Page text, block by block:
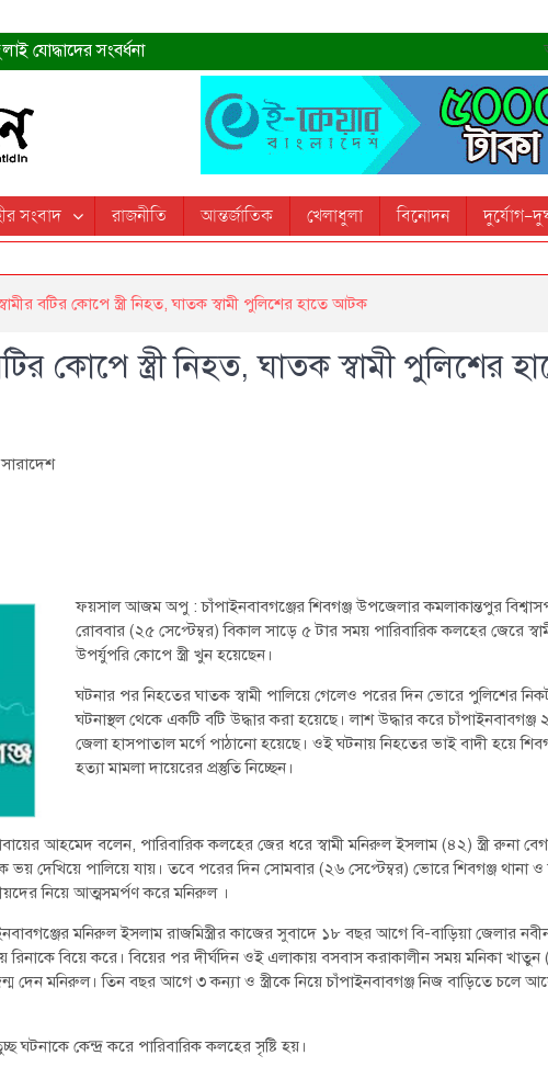
যোদ্ধাদের সংবর্ধনা
ডা. শফিকুর রহমান
করলেন প্রধানমন্ত্রী
অ্যাসিস্টে সান্তোস
প্রধান হলেন
শ্রদ্ধার সাথে স্মরণ করবে: ভূমিমন্ত্রী
সংবাদ রাজনীতি আন্তর্জাতিক খেলাধুলা বিনোদন দুর্যোগ-
বটির কোপে স্ত্রী নিহত, ঘাতক স্বামী পুলিশের হাতে আটক
কোপে স্ত্রী নিহত, ঘাতক স্বামী পুলিশের
সারাদেশ
ফয়সাল আজম অপু : চাঁপাইনবাবগঞ্জের শিবগঞ্জ উপজেলার কমলাকান্তপুর
রোববার (২৫ সেপ্টেম্বর) বিকাল সাড়ে ৫ টার সময় পারিবারিক কলহের জেরে
উপর্যুপরি কোপে স্ত্রী খুন হয়েছেন।
ঘটনার পর নিহতের ঘাতক স্বামী পালিয়ে গেলেও পরের দিন ভোরে পুলিশের
ঘটনাস্থল থেকে একটি বটি উদ্ধার করা হয়েছে। লাশ উদ্ধার করে চাঁপাইনবাবগঞ্জ
জেলা হাসপাতাল মর্গে পাঠানো হয়েছে। ওই ঘটনায় নিহতের ভাই বাদী হয়ে
হত্যা মামলা দায়েরের প্রস্তুতি নিচ্ছেন।
আহমেদ বলেন, পারিবারিক কলহের জের ধরে স্বামী মনিরুল ইসলাম (৪২) স্ত্রী রুনা
দেখিয়ে পালিয়ে যায়। তবে পরের দিন সোমবার (২৬ সেপ্টেম্বর) ভোরে শিবগঞ্জ থানা ও
নিয়ে আত্মসমর্পণ করে মনিরুল ।
মনিরুল ইসলাম রাজমিস্ত্রীর কাজের সুবাদে ১৮ বছর আগে বি-বাড়িয়া জেলার
রিনাকে বিয়ে করে। বিয়ের পর দীর্ঘদিন ওই এলাকায় বসবাস করাকালীন সময় মনিকা
মনিরুল। তিন বছর আগে ৩ কন্যা ও স্ত্রীকে নিয়ে চাঁপাইনবাবগঞ্জ নিজ বাড়িতে চলে
ঘটনাকে কেন্দ্র করে পারিবারিক কলহের সৃষ্টি হয়।